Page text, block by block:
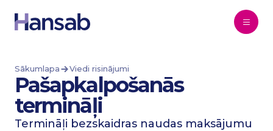
Sākumlapa Viedi risinājumi
Pašapkalpošanās
termināļi
Termināļi bezskaidras naudas maksājumu